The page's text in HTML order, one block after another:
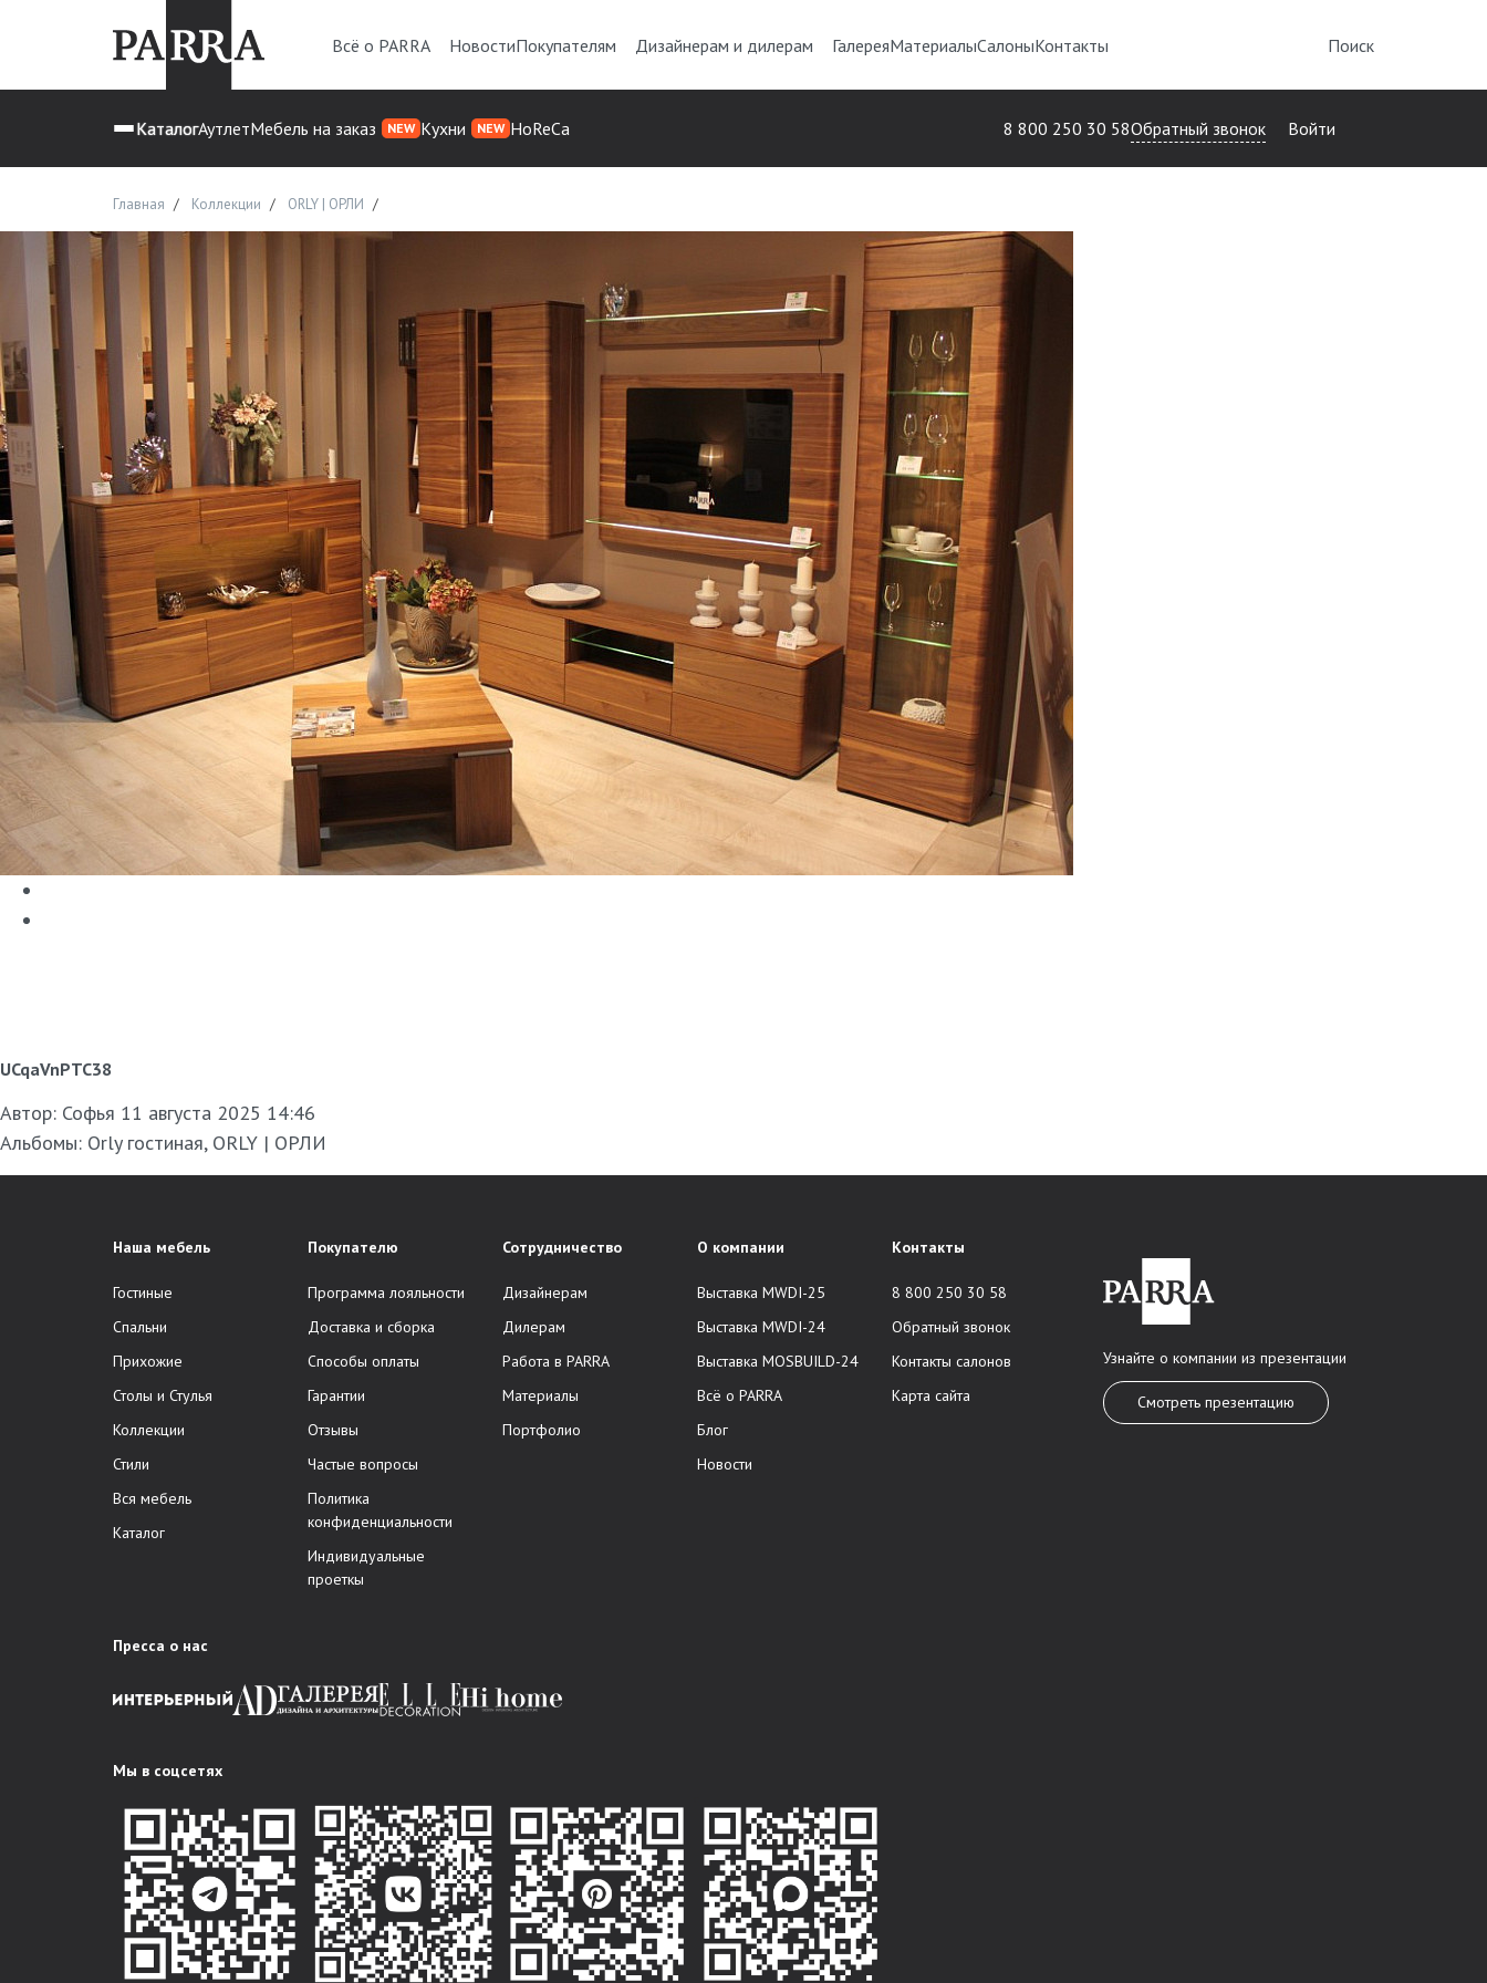
Всё о PARRA НовостиПокупателям Дизайнерам и дилерам ГалереяМатериалыСалоныКонтакты Поиск
КаталогАутлетМебель на заказ NEW Кухни NEW HoReCa 8 800 250 30 58Обратный звонок Войти
Главная Коллекции ORLY | ОРЛИ
UCqaVnPTC38
Автор: Софья 11 августа 2025 14:46
Альбомы: Orly гостиная, ORLY | ОРЛИ
Наша мебель
Гостиные
Спальни
Прихожие
Столы и Стулья
Коллекции
Стили
Вся мебель
Каталог
Покупателю
Программа лояльности
Доставка и сборка
Способы оплаты
Гарантии
Отзывы
Частые вопросы
Политика
конфиденциальности
Индивидуальные
проеткы
Сотрудничество
Дизайнерам
Дилерам
Работа в PARRA
Материалы
Портфолио
О компании
Выставка MWDI-25
Выставка MWDI-24
Выставка MOSBUILD-24
Всё о PARRA
Блог
Новости
Контакты
8 800 250 30 58
Обратный звонок
Контакты салонов
Карта сайта
Узнайте о компании из презентации
Смотреть презентацию
Пресса о нас
Мы в соцсетях